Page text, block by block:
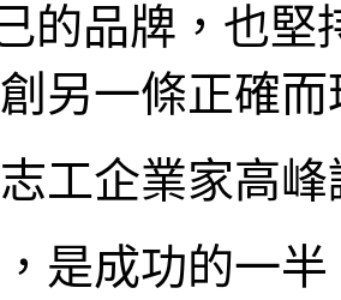
的品牌，也堅
另一條正確
工企業家高
是成功的一